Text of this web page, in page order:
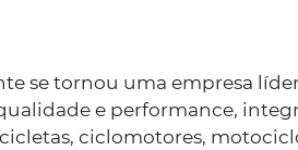
se tornou uma empresa
e performance,
ciclomotores,
13/02/2023
Três novos